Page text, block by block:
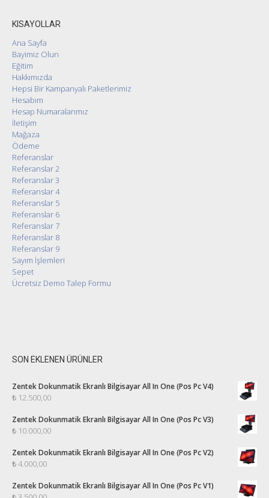
KISAYOLLAR
Ana Sayfa
Bayimiz Olun
Eğitim
Hakkımızda
Hepsi Bir Kampanyalı Paketlerimiz
Hesabım
Hesap Numaralarımız
İletişim
Mağaza
Ödeme
Referanslar
Referanslar 2
Referanslar 3
Referanslar 4
Referanslar 5
Referanslar 6
Referanslar 7
Referanslar 8
Referanslar 9
Sayım İşlemleri
Sepet
Ücretsiz Demo Talep Formu
SON EKLENEN ÜRÜNLER
Zentek Dokunmatik Ekranlı Bilgisayar All In One (Pos Pc V4)
₺ 12.500,00
Zentek Dokunmatik Ekranlı Bilgisayar All In One (Pos Pc V3)
₺ 10.000,00
Zentek Dokunmatik Ekranlı Bilgisayar All In One (Pos Pc V2)
₺4.000,00
Zentek Dokunmatik Ekranlı Bilgisayar All In One (Pos Pc V1)